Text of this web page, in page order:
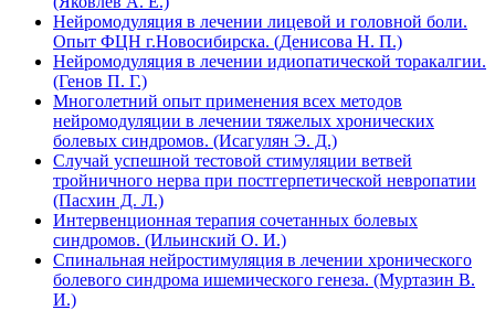
Нейромодуляция в лечении лицевой и головной боли.
Опыт ФЦН г.Новосибирска. (Денисова Н. П.)
Нейромодуляция в лечении идиопатической торакалгии.
(Генов П. Г.)
Многолетний опыт применения всех методов
нейромодуляции в лечении тяжелых хронических
болевых синдромов. (Исагулян Э. Д.)
Случай успешной тестовой стимуляции ветвей
тройничного нерва при постгерпетической невропатии
(Пасхин Д. Л.)
Интервенционная терапия сочетанных болевых
синдромов. (Ильинский О. И.)
Спинальная нейростимуляция в лечении хронического
болевого синдрома ишемического генеза. (Муртазин В.
И.)